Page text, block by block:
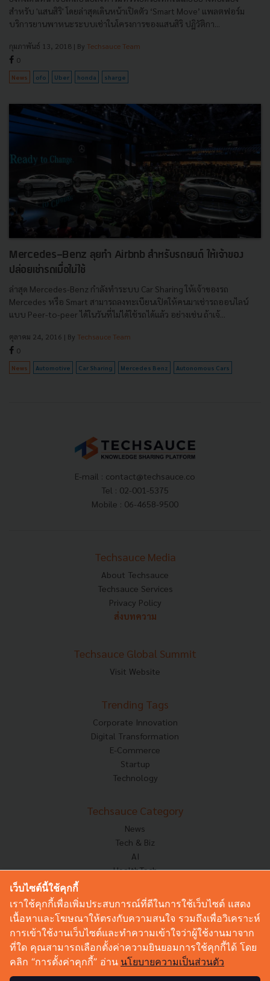
สำหรับ 'แสนสิริ' โดยล่าสุดเดินหน้าเปิดตัว ‘Smart Move’ แพลตฟอร์ม
บริการยานพาหนะระบบเช่าในโครงการของแสนสิริ ปฏิวัติกา...
กุมภาพันธ์ 13, 2018 | By Techsauce Team
0
News ofo Uber honda sharge
Mercedes-Benz ลุยทำ Airbnb สำหรับรถยนต์ ให้เจ้าของ
ปล่อยเช่ารถเมื่อไม่ใช้
ล่าสุด Mercedes-Benz กำลังทำระบบ Car Sharing ให้เจ้าของรถ
Mercedes หรือ Smart สามารถลงทะเบียนเปิดให้คนมาเช่ารถออนไลน์
แบบ Peer-to-peer ได้ในวันที่ไม่ได้ใช้รถได้แล้ว อย่างเช่น ถ้าเจ้...
ตุลาคม 24, 2016 | By Techsauce Team
0
News Automotive Car Sharing Mercedes Benz Autonomous Cars
E-mail : contact@techsauce.co
Tel : 02-001-5375
Mobile : 06-4658-9500
Techsauce Media
About Techsauce
Techsauce Services
Privacy Policy
ส่งบทความ
Techsauce Global Summit
Visit Website
Trending Tags
Corporate Innovation
Digital Transformation
E-Commerce
Startup
Technology
Techsauce Category
News
Tech & Biz
AI
HealthTech
Corp Innov
Saucy Thoughts
Based On
Sustainable
Videos
Podcast
เว็บไซต์นี้ใช้คุกกี้
เราใช้คุกกี้เพื่อเพิ่มประสบการณ์ที่ดีในการใช้เว็บไซต์ แสดง
เนื้อหาและโฆษณาให้ตรงกับความสนใจ รวมถึงเพื่อวิเคราะห์
การเข้าใช้งานเว็บไซต์และทำความเข้าใจว่าผู้ใช้งานมาจาก
ที่ใด คุณสามารถเลือกตั้งค่าความยินยอมการใช้คุกกี้ได้ โดย
คลิก “การตั้งค่าคุกกี้” อ่าน นโยบายความเป็นส่วนตัว